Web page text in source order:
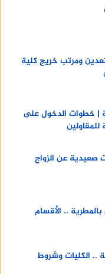
ومرتب خريج كلية
| خطوات الدخول على
للمقاولين
صعيدية عن الزواج
.. الأقسام
.. الكليات وشروط